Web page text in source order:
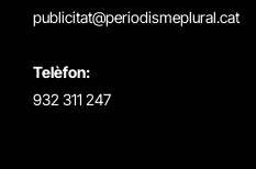
publicitat@periodismeplural.cat
Telèfon:
932 311 247